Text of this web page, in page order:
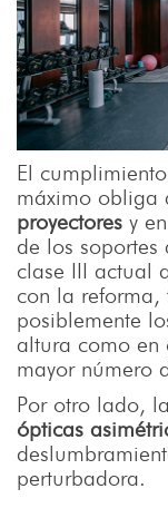
El
máximo obliga
proyectores y
de los
clase III actual
con la reforma,
posiblemente
altura como en
mayor número
Por otro lado,
ópticas
perturbadora.